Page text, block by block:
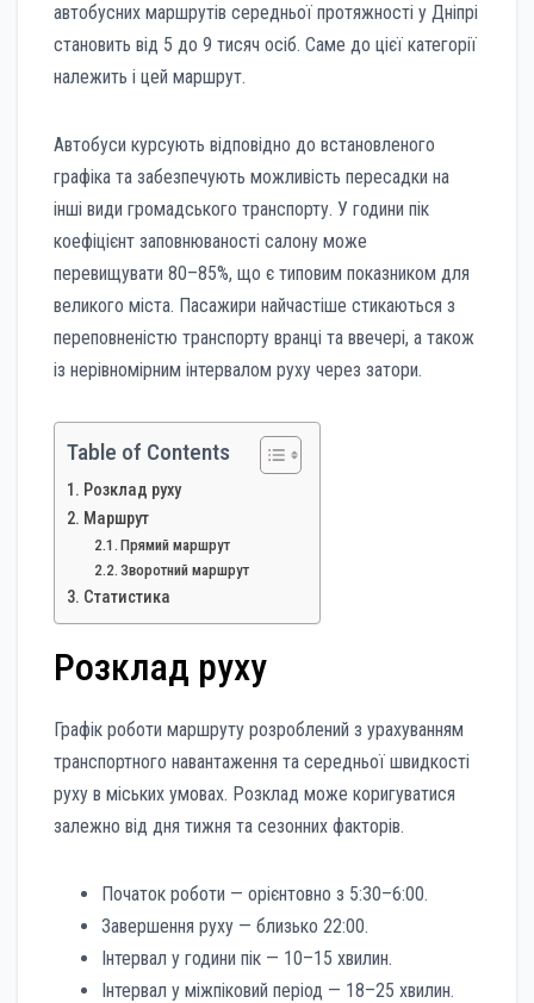
автобусних маршрутів середньої протяжності у Дніпрі
становить від 5 до 9 тисяч осіб. Саме до цієї категорії
належить і цей маршрут.
Автобуси курсують відповідно до встановленого
графіка та забезпечують можливість пересадки на
інші види громадського транспорту. У години пік
коефіцієнт заповнюваності салону може
перевищувати 80–85%, що є типовим показником для
великого міста. Пасажири найчастіше стикаються з
переповненістю транспорту вранці та ввечері, а також
із нерівномірним інтервалом руху через затори.
Table of Contents
Розклад руху
Маршрут
Прямий маршрут
Зворотний маршрут
Статистика
Розклад руху
Графік роботи маршруту розроблений з урахуванням
транспортного навантаження та середньої швидкості
руху в міських умовах. Розклад може коригуватися
залежно від дня тижня та сезонних факторів.
Початок роботи — орієнтовно з 5:30–6:00.
Завершення руху — близько 22:00.
Інтервал у години пік — 10–15 хвилин.
Інтервал у міжпіковий період — 18–25 хвилин.